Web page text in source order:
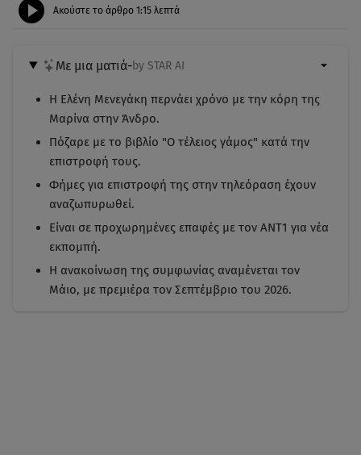
Ακούστε το άρθρο 1:15 λεπτά
Με μια ματιά-by STAR AI
Η Ελένη Μενεγάκη περνάει χρόνο με την κόρη της
Μαρίνα στην Άνδρο.
Πόζαρε με το βιβλίο "Ο τέλειος γάμος" κατά την
επιστροφή τους.
Φήμες για επιστροφή της στην τηλεόραση έχουν
αναζωπυρωθεί.
Είναι σε προχωρημένες επαφές με τον ΑΝΤ1 για νέα
εκπομπή.
Η ανακοίνωση της συμφωνίας αναμένεται τον
Μάιο, με πρεμιέρα τον Σεπτέμβριο του 2026.